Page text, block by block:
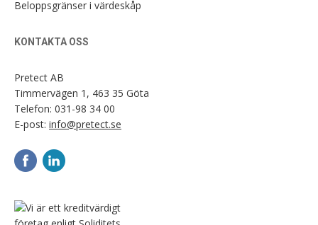
Beloppsgränser i värdeskåp
KONTAKTA OSS
Pretect AB
Timmervägen 1, 463 35 Göta
Telefon: 031-98 34 00
E-post: info@pretect.se